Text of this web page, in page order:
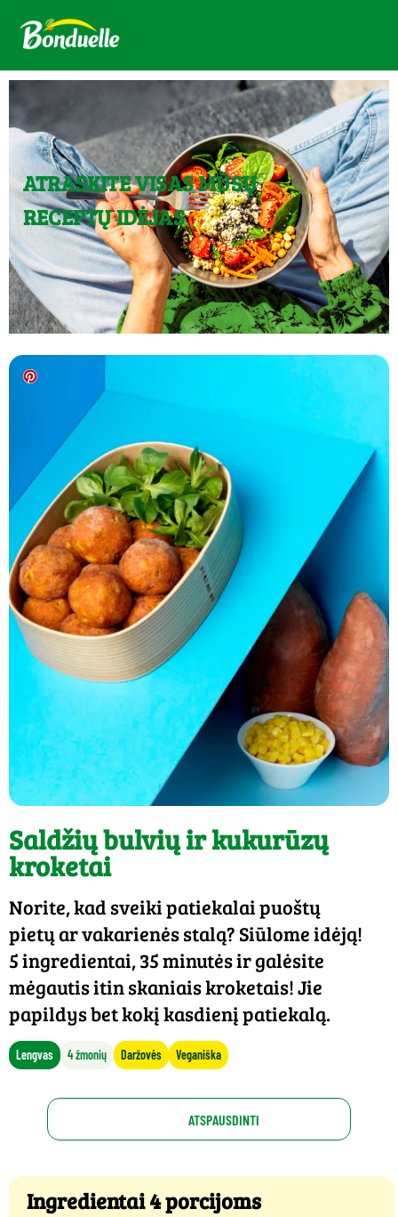
ATRASKITE VISAS MŪSŲ
RECEPTŲ IDĖJAS
Saldžių bulvių ir kukurūzų
kroketai
Norite, kad sveiki patiekalai puoštų
pietų ar vakarienės stalą? Siūlome idėją!
5 ingredientai, 35 minutės ir galėsite
mėgautis itin skaniais kroketais! Jie
papildys bet kokį kasdienį patiekalą.
Lengvas 4 žmonių Daržovės Veganiška
ATSPAUSDINTI
Ingredientai 4 porcijoms